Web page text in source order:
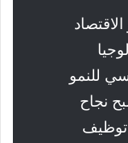
للنمو
نجاح
توظيف